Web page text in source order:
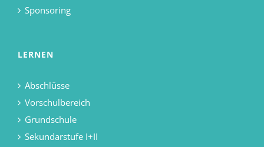
Sponsoring
LERNEN
Abschlüsse
Vorschulbereich
Grundschule
Sekundarstufe I+II